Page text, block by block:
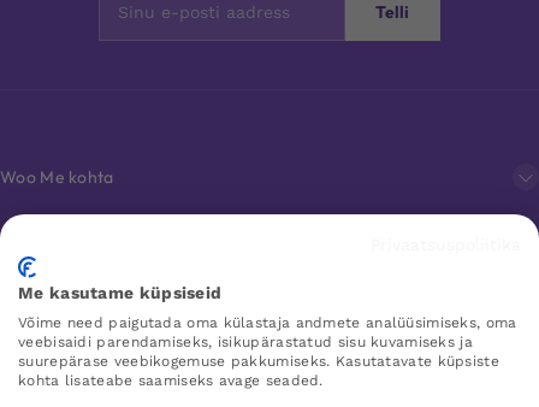
Telli
Woo Me kohta
Klienditeenindus
Lemmikud
Me kasutame küpsiseid
Võime need paigutada oma külastaja andmete analüüsimiseks, oma
veebisaidi parendamiseks, isikupärastatud sisu kuvamiseks ja
suurepärase veebikogemuse pakkumiseks. Kasutatavate küpsiste
kohta lisateabe saamiseks avage seaded.